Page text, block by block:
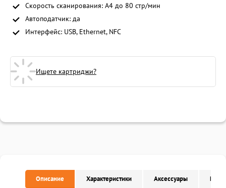
Скорость сканирования: A4 до 80 стр/мин
Автоподатчик: да
Интерфейс: USB, Ethernet, NFC
Ищете картриджи?
Описание Характеристики Аксессуары